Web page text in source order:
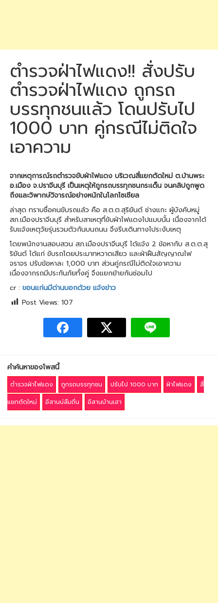
ตำรวจฝ่าไฟแดง!! สั่งปรับ
ตำรวจฝ่าไฟแดง ถูกรถ
บรรทุกชนแล้ว โดนปรับไป
1000 บาท คู่กรณีไม่ติดใจ
เอาความ
จากเหตุการณ์รถตำรวจขับฝ่าไฟแดง บริเวณสี่แยกตัดใหม่ ต.บ้านพระ
อ.เมือง จ.ปราจีนบุรี เป็นเหตุให้ถูกรถบรรทุกชนกระเด็น จนคลิปถูกพูด
ถึงและวิพากษ์วิจารณ์อย่างหนักในโลกโซเชียล
ล่าสุด ทราบชื่อคนขับรถแล้ว คือ ส.ต.ต.สุริยันต์ ช่างแกะ ผู้บังคับหมู่
สภ.เมืองปราจีนบุรี สำหรับสาเหตุที่ขับฝ่าไฟแดงไปแบบนั้น เนื่องจากได้
รับแจ้งเหตุวัยรุ่นรวมตัวกันบนถนน จึงรีบเดินทางไประงับเหตุ
โดยพนักงานสอบสวน สภ.เมืองปราจีนบุรี ได้แจ้ง 2 ข้อหากับ ส.ต.ต.สุ
ริยันต์ ได้แก่ ขับรถโดยประมาทหวาดเสียว และฝ่าฝืนสัญญาณไฟ
จราจร ปรับข้อหาละ 1,000 บาท ส่วนคู่กรณีไม่ติดใจเอาความ
เนื่องจากรถมีประกันภัยทั้งคู่ จึงแยกย้ายกันซ่อมไป
cr : ขอนแก่นมีด่านบอกด้วย แจ้งข่าว
Post Views: 107
คำค้นหาของโพสนี้
ตำรวจฝ่าไฟแดง ถูกรถบรรทุกชน ปรับไป 1000 บาท ฝ่าไฟแดง
สี่
แยกตัดใหม่
อีสานบ่ลืมถิ่น อีสานบ้านเฮา